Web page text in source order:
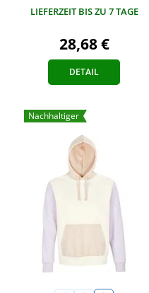
LIEFERZEIT BIS ZU 7 TAGE
28,68 €
DETAIL
Nachhaltiger